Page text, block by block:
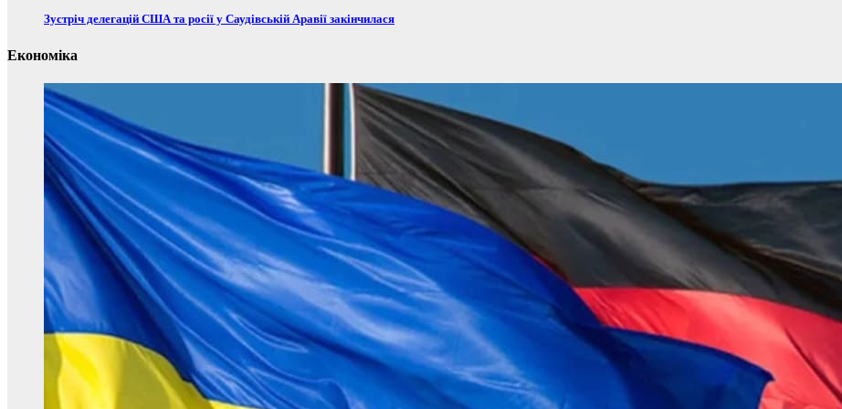
Зустріч делегацій США та росії у Саудівській Аравії закінчилася
Економіка